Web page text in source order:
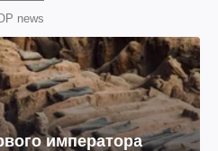
news
императора